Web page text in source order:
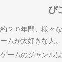
ぴ
約２０年間、様々
ームが大好きな人。
ゲームのジャンル